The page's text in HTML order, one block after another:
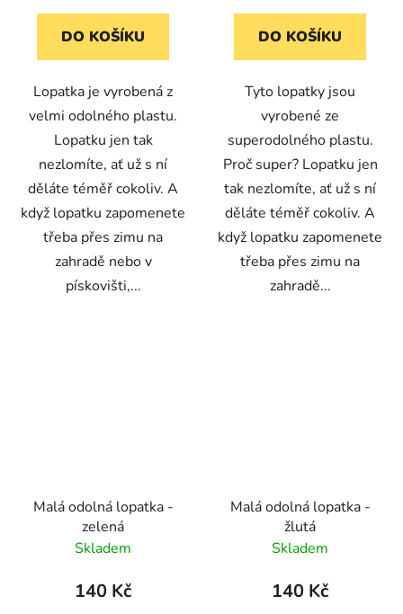
DO KOŠÍKU
Lopatka je vyrobená z
velmi odolného plastu.
Lopatku jen tak
nezlomíte, ať už s ní
děláte téměř cokoliv. A
když lopatku zapomenete
třeba přes zimu na
zahradě nebo v
pískovišti,...
DO KOŠÍKU
Tyto lopatky jsou
vyrobené ze
superodolného plastu.
Proč super? Lopatku jen
tak nezlomíte, ať už s ní
děláte téměř cokoliv. A
když lopatku zapomenete
třeba přes zimu na
zahradě...
Malá odolná lopatka -
zelená
Skladem
140 Kč
Malá odolná lopatka -
žlutá
Skladem
140 Kč